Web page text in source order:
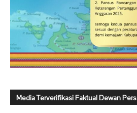
Media Terverifikasi Faktual Dewan Pers